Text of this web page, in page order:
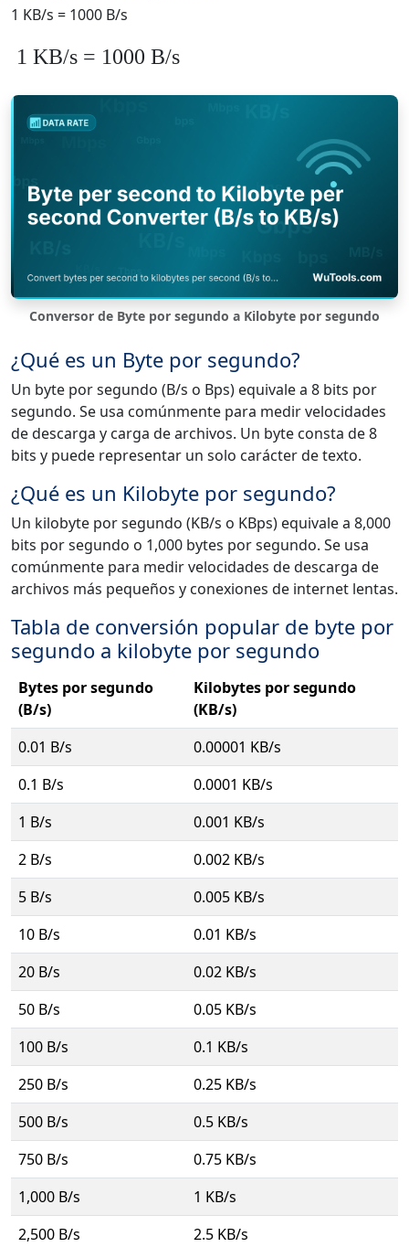
1 KB/s = 1000 B/s
1 KB/s = 1000 B/s
Conversor de Byte por segundo a Kilobyte por segundo
¿Qué es un Byte por segundo?
Un byte por segundo (B/s o Bps) equivale a 8 bits por
segundo. Se usa comúnmente para medir velocidades
de descarga y carga de archivos. Un byte consta de 8
bits y puede representar un solo carácter de texto.
¿Qué es un Kilobyte por segundo?
Un kilobyte por segundo (KB/s o KBps) equivale a 8,000
bits por segundo o 1,000 bytes por segundo. Se usa
comúnmente para medir velocidades de descarga de
archivos más pequeños y conexiones de internet lentas.
Tabla de conversión popular de byte por
segundo a kilobyte por segundo
Bytes por segundo
(B/s)
Kilobytes por segundo
(KB/s)
0.01 B/s
0.00001 KB/s
0.1 B/s
0.0001 KB/s
1 B/s
0.001 KB/s
2 B/s
0.002 KB/s
5 B/s
0.005 KB/s
10 B/s
0.01 KB/s
20 B/s
0.02 KB/s
50 B/s
0.05 KB/s
100 B/s
0.1 KB/s
250 B/s
0.25 KB/s
500 B/s
0.5 KB/s
750 B/s
0.75 KB/s
1,000 B/s
1 KB/s
2,500 B/s
2.5 KB/s